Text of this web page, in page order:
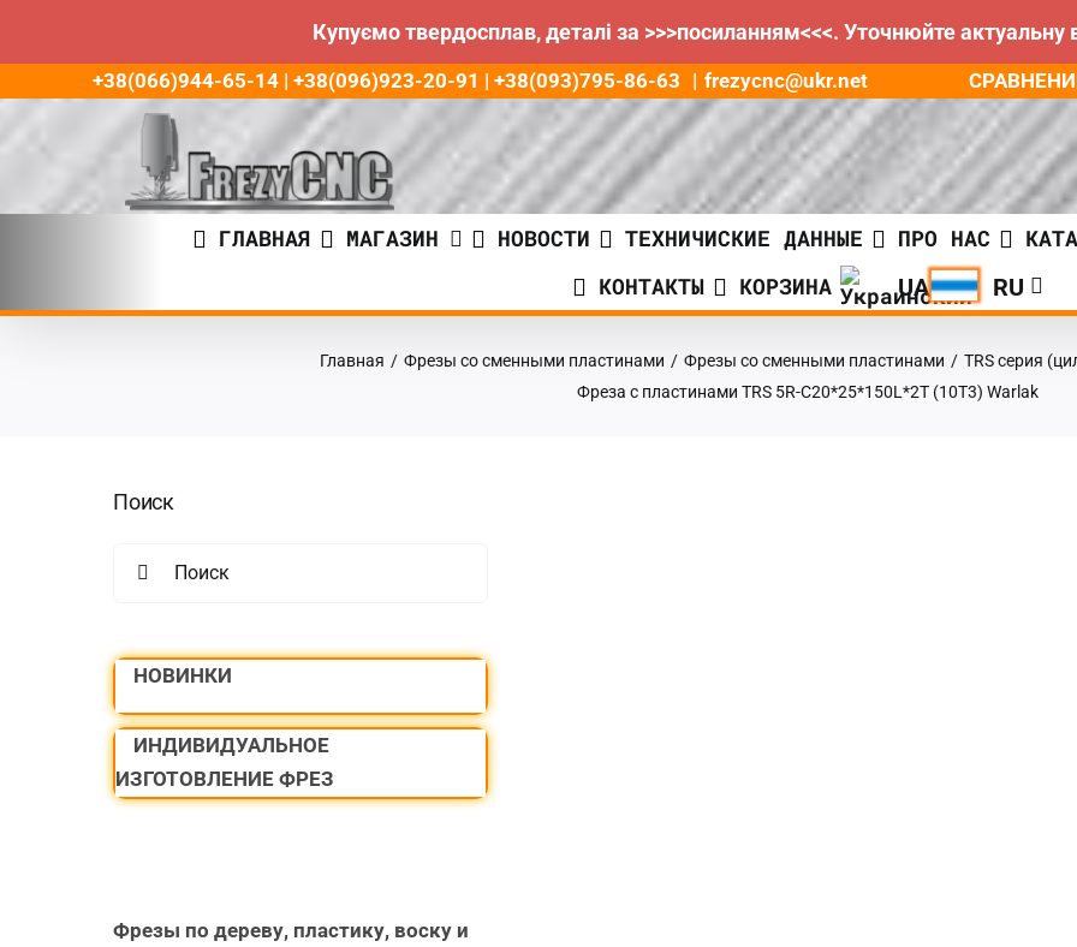
Купуємо твердосплав, деталі за >>>посиланням<<<. Уточнюйте
Пропустить
контента
+38(066)944-65-14 | +38(096)923-20-91 | +38(093)795-86-63 | frezycnc@ukr.net
ГЛАВНАЯ МАГАЗИН НОВОСТИ ТЕХНИЧИСКИЕ ДАННЫЕ ПРО НАС
КОНТАКТЫ
КОРЗИНА
Главная / Фрезы со сменными пластинами / Фрезы со сменными пластинами / TRS серия
Фреза с пластинами TRS 5R-C20*25*150L*2T (10T3) Warlak
Поиск
НОВИНКИ
ИНДИВИДУАЛЬНОЕ
ИЗГОТОВЛЕНИЕ ФРЕЗ
Фрезы по дереву, пластику, воску и